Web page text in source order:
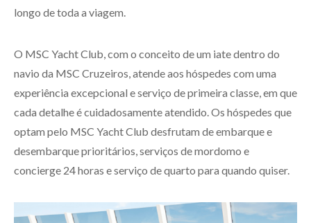
longo de toda a viagem.
O MSC Yacht Club, com o conceito de um iate dentro do
navio da MSC Cruzeiros, atende aos hóspedes com uma
experiência excepcional e serviço de primeira classe, em que
cada detalhe é cuidadosamente atendido. Os hóspedes que
optam pelo MSC Yacht Club desfrutam de embarque e
desembarque prioritários, serviços de mordomo e
concierge 24 horas e serviço de quarto para quando quiser.